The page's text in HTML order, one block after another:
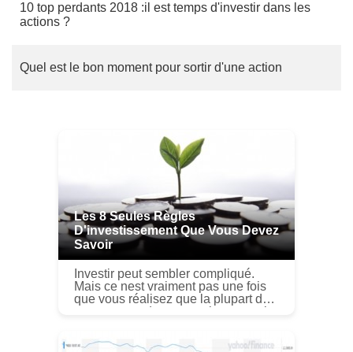
10 top perdants 2018 :il est temps d'investir dans les
actions ?
Quel est le bon moment pour sortir d'une action
Les 8 Seules Règles
D'investissement Que Vous Devez
Savoir
Investir peut sembler compliqué.
Mais ce nest vraiment pas une fois
que vous réalisez que la plupart de
ce que vous devez savoir peut tenir